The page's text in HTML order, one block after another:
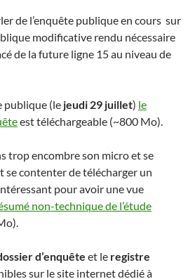
de l’enquête publique en cours sur
modificative rendu nécessaire
de la future ligne 15 au niveau de
publique (le jeudi 29 juillet) le
est téléchargeable (~800 Mo).
trop encombre son micro et se
se contenter de télécharger un
pour avoir une vue
non-technique de l’étude
d’enquête et le registre
sur le site internet dédié à